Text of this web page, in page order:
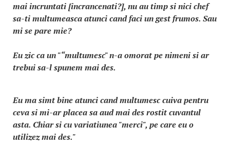
mai incruntati [incrancenati?], nu au timp si nici chef
sa-ti multumeasca atunci cand faci un gest frumos. Sau
mi se pare mie?
Eu zic ca un "“multumesc" n-a omorat pe nimeni si ar
trebui sa-l spunem mai des.
Eu ma simt bine atunci cand multumesc cuiva pentru
ceva si mi-ar placea sa aud mai des rostit cuvantul
asta. Chiar si cu variatiunea "merci", pe care eu o
utilizez mai des."